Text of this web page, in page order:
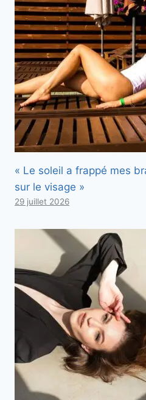
« Le soleil a frappé mes
sur le visage »
29 juillet 2026